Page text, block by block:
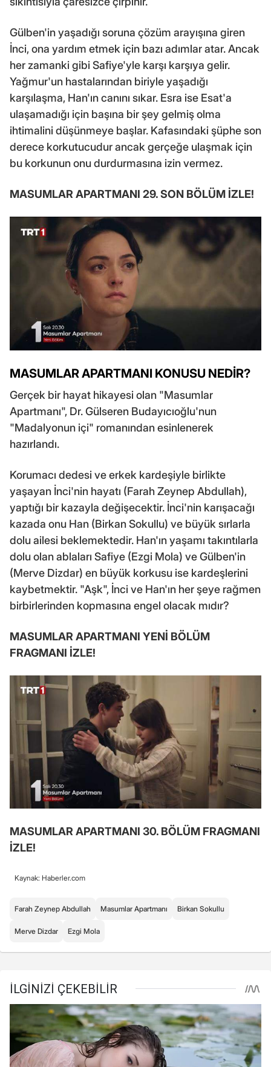
Gülben'in yaşadığı soruna çözüm arayışına giren
İnci, ona yardım etmek için bazı adımlar atar. Ancak
her zamanki gibi Safiye'yle karşı karşıya gelir.
Yağmur'un hastalarından biriyle yaşadığı
karşılaşma, Han'ın canını sıkar. Esra ise Esat'a
ulaşamadığı için başına bir şey gelmiş olma
ihtimalini düşünmeye başlar. Kafasındaki şüphe son
derece korkutucudur ancak gerçeğe ulaşmak için
bu korkunun onu durdurmasına izin vermez.
MASUMLAR APARTMANI 29. SON BÖLÜM İZLE!
MASUMLAR APARTMANI KONUSU NEDİR?
Gerçek bir hayat hikayesi olan "Masumlar
Apartmanı", Dr. Gülseren Budayıcıoğlu'nun
"Madalyonun içi" romanından esinlenerek
hazırlandı.
Korumacı dedesi ve erkek kardeşiyle birlikte
yaşayan İnci'nin hayatı (Farah Zeynep Abdullah),
yaptığı bir kazayla değişecektir. İnci'nin karışacağı
kazada onu Han (Birkan Sokullu) ve büyük sırlarla
dolu ailesi beklemektedir. Han'ın yaşamı takıntılarla
dolu olan ablaları Safiye (Ezgi Mola) ve Gülben'in
(Merve Dizdar) en büyük korkusu ise kardeşlerini
kaybetmektir. "Aşk", İnci ve Han'ın her şeye rağmen
birbirlerinden kopmasına engel olacak mıdır?
MASUMLAR APARTMANI YENİ BÖLÜM
FRAGMANI İZLE!
MASUMLAR APARTMANI 30. BÖLÜM FRAGMANI
İZLE!
Kaynak: Haberler.com
Farah Zeynep Abdullah Masumlar Apartmanı Birkan Sokullu
Merve Dizdar Ezgi Mola